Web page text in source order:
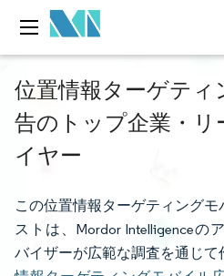
位置情報ターゲテ
告のトップ企業・リ
イヤー
この位置情報ターゲティング
ストは、Mordor Intelligenceの
バイザーが広範な調査を通じて